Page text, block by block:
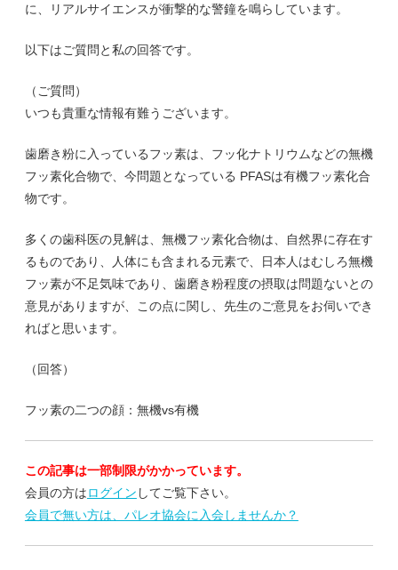
に、リアルサイエンスが衝撃的な警鐘を鳴らしています。
以下はご質問と私の回答です。
（ご質問）
いつも貴重な情報有難うございます。
歯磨き粉に入っているフッ素は、フッ化ナトリウムなどの無機
フッ素化合物で、今問題となっている PFASは有機フッ素化合
物です。
多くの歯科医の見解は、無機フッ素化合物は、自然界に存在す
るものであり、人体にも含まれる元素で、日本人はむしろ無機
フッ素が不足気味であり、歯磨き粉程度の摂取は問題ないとの
意見がありますが、この点に関し、先生のご意見をお伺いでき
ればと思います。
（回答）
フッ素の二つの顔：無機vs有機
この記事は一部制限がかかっています。
会員の方はログイン してご覧下さい。
会員で無い方は、パレオ協会に入会しませんか？